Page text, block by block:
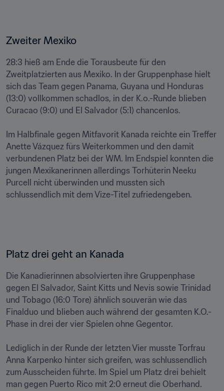
Zweiter Mexiko
28:3 hieß am Ende die Torausbeute für den
Zweitplatzierten aus Mexiko. In der Gruppenphase hielt
sich das Team gegen Panama, Guyana und Honduras
(13:0) vollkommen schadlos, in der K.o.-Runde blieben
Curacao (9:0) und El Salvador (5:1) chancenlos.
Im Halbfinale gegen Mitfavorit Kanada reichte ein Treffer
Anette Vázquez fürs Weiterkommen und den damit
verbundenen Platz bei der WM. Im Endspiel konnten die
jungen Mexikanerinnen allerdings Torhüterin Neeku
Purcell nicht überwinden und mussten sich
Platz drei geht an Kanada
Die Kanadierinnen absolvierten ihre Gruppenphase
gegen El Salvador, Saint Kitts und Nevis sowie Trinidad
und Tobago (16:0 Tore) ähnlich souverän wie das
Finalduo und blieben auch während der gesamten K.O.-
Phase in drei der vier Spielen ohne Gegentor.
Lediglich in der Runde der letzten Vier musste Torfrau
Anna Karpenko hinter sich greifen, was schlussendlich
zum Ausscheiden führte. Im Spiel um Platz drei behielt
man gegen Puerto Rico mit 2:0 erneut die Oberhand.